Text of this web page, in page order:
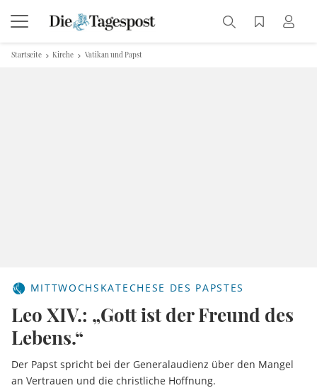
Startseite Kirche Vatikan und Papst
MITTWOCHSKATECHESE DES PAPSTES
Leo XIV.: „Gott ist der Freund des
Lebens.“
Der Papst spricht bei der Generalaudienz über den Mangel
an Vertrauen und die christliche Hoffnung.